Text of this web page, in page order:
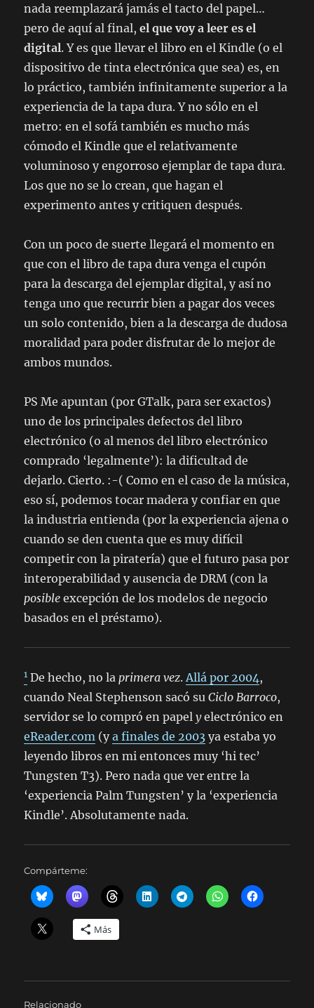
nada reemplazará jamás el tacto del papel…
pero de aquí al final,el que voy a leer es el
digital. Y es que llevar el libro en el Kindle (o el
dispositivo de tinta electrónica que sea) es, en
lo práctico, también infinitamente superior a la
experiencia de la tapa dura. Y no sólo en el
metro: en el sofá también es mucho más
cómodo el Kindle que el relativamente
voluminoso y engorroso ejemplar de tapa dura.
Los que no se lo crean, que hagan el
experimento antes y critiquen después.
Con un poco de suerte llegará el momento en
que con el libro de tapa dura venga el cupón
para la descarga del ejemplar digital, y así no
tenga uno que recurrir bien a pagar dos veces
un solo contenido, bien a la descarga de dudosa
moralidad para poder disfrutar de lo mejor de
ambos mundos.
PS Me apuntan (por GTalk, para ser exactos)
uno de los principales defectos del libro
electrónico (o al menos del libro electrónico
comprado ‘legalmente’): la dificultad de
dejarlo. Cierto. :-( Como en el caso de la música,
eso sí, podemos tocar madera y confiar en que
la industria entienda (por la experiencia ajena o
cuando se den cuenta que es muy difícil
competir con la piratería) que el futuro pasa por
interoperabilidad y ausencia de DRM (con la
posible excepción de los modelos de negocio
basados en el préstamo).
1 De hecho, no la primera vez. Allá por 2004 ,
cuando Neal Stephenson sacó suCiclo Barroco,
servidor se lo compró en papelyelectrónico en
eReader.com (ya finales de 2003 ya estaba yo
leyendo libros en mi entonces muy ‘hi tec’
Tungsten T3). Pero nada que ver entre la
‘experiencia Palm Tungsten’ y la ‘experiencia
Kindle’. Absolutamente nada.
Compárteme:
Más
Relacionado